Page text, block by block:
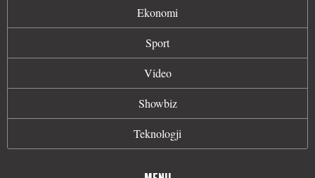
Ekonomi
Sport
Video
Showbiz
Teknologji